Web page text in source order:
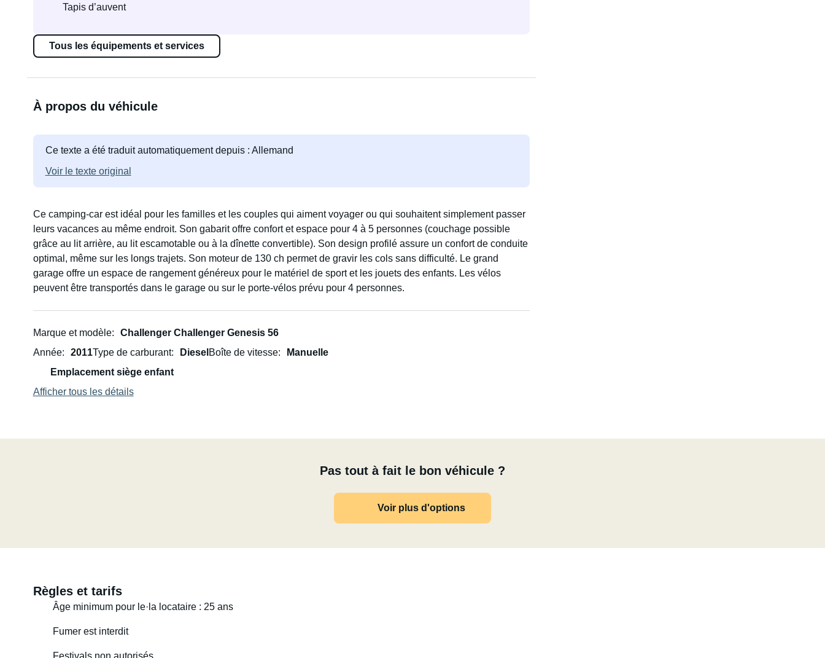
Tapis d’auvent
Tous les équipements et services
À propos du véhicule
Ce texte a été traduit automatiquement depuis : Allemand
Voir le texte original
Ce camping-car est idéal pour les familles et les couples qui aiment voyager ou qui souhaitent simplement passer
leurs vacances au même endroit. Son gabarit offre confort et espace pour 4 à 5 personnes (couchage possible
grâce au lit arrière, au lit escamotable ou à la dînette convertible). Son design profilé assure un confort de conduite
optimal, même sur les longs trajets. Son moteur de 130 ch permet de gravir les cols sans difficulté. Le grand
garage offre un espace de rangement généreux pour le matériel de sport et les jouets des enfants. Les vélos
peuvent être transportés dans le garage ou sur le porte-vélos prévu pour 4 personnes.
Marque et modèle
Challenger Challenger Genesis 56
Année
2011Type de carburant Diesel Boîte de vitesse
Manuelle
Emplacement siège enfant
Afficher tous les détails
Pas tout à fait le bon véhicule ?
Voir plus d'options
Règles et tarifs
Âge minimum pour le·la locataire : 25 ans
Fumer est interdit
Festivals non autorisés